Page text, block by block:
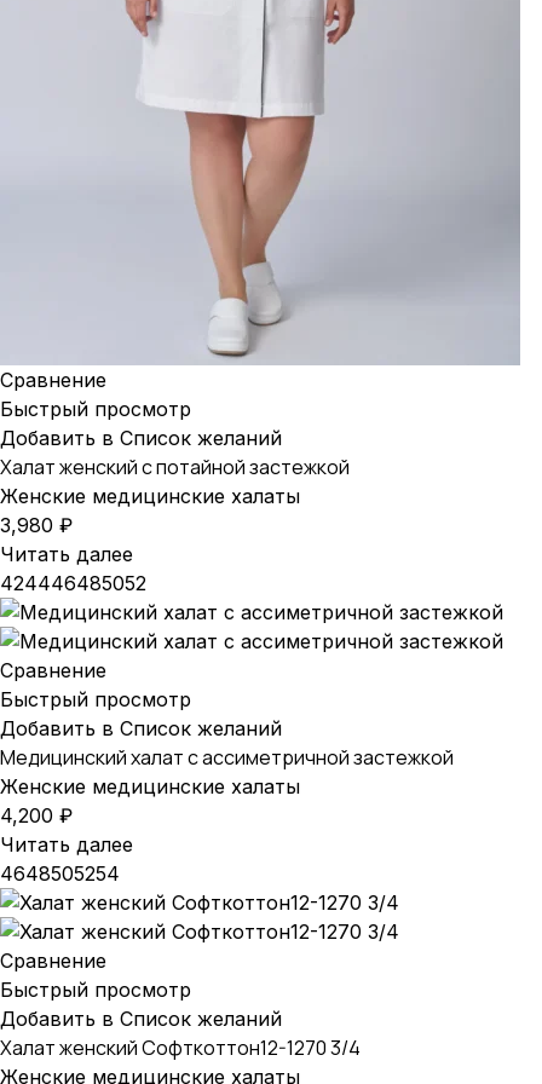
Сравнение
Быстрый просмотр
Добавить в Список желаний
Халат женский с потайной застежкой
Женские медицинские халаты
3,980 ₽
Читать далее
424446485052
Сравнение
Быстрый просмотр
Добавить в Список желаний
Медицинский халат с ассиметричной застежкой
Женские медицинские халаты
4,200 ₽
Читать далее
4648505254
Сравнение
Быстрый просмотр
Добавить в Список желаний
Халат женский Софткоттон12-1270 3/4
Женские медицинские халаты